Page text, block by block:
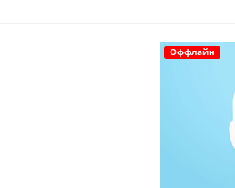
Оффлайн